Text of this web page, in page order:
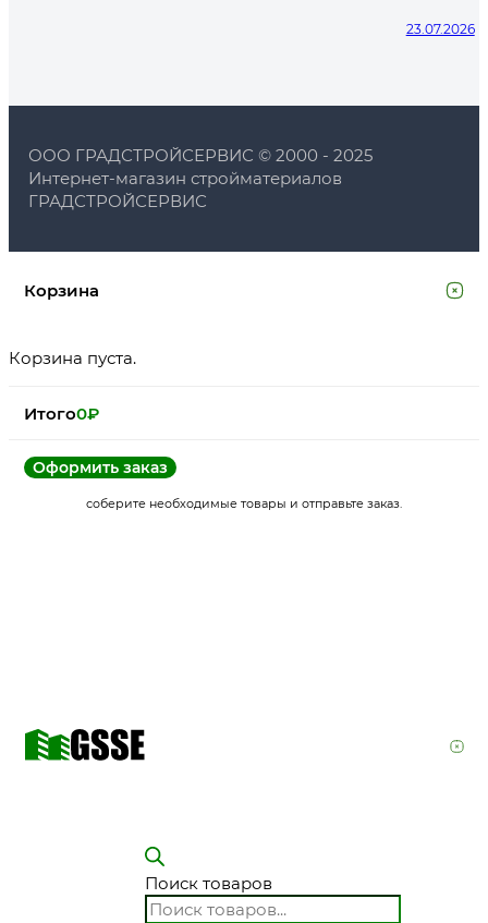
23.07.2026
ООО ГРАДСТРОЙСЕРВИС © 2000 - 2025
Интернет-магазин стройматериалов
ГРАДСТРОЙСЕРВИС
Корзина
Корзина пуста.
Итого0₽
Оформить заказ
соберите необходимые товары и отправьте заказ.
Поиск товаров